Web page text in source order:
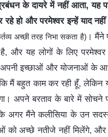
के दायरे में नहीं आता, यह
हो और परमेश्वर इन्हें याद
अच्छी तरह निभा सकता है)। मैंने
है, और यह लोगों के लिए
इच्छाओं और योजनाओं के
बहुत काम कर रही हूँ, लेकिन यह
अपने बरताव के बारे में
अगर मैंने कलीसिया के उन
को अच्छे नतीजे नहीं मिलेंगे,